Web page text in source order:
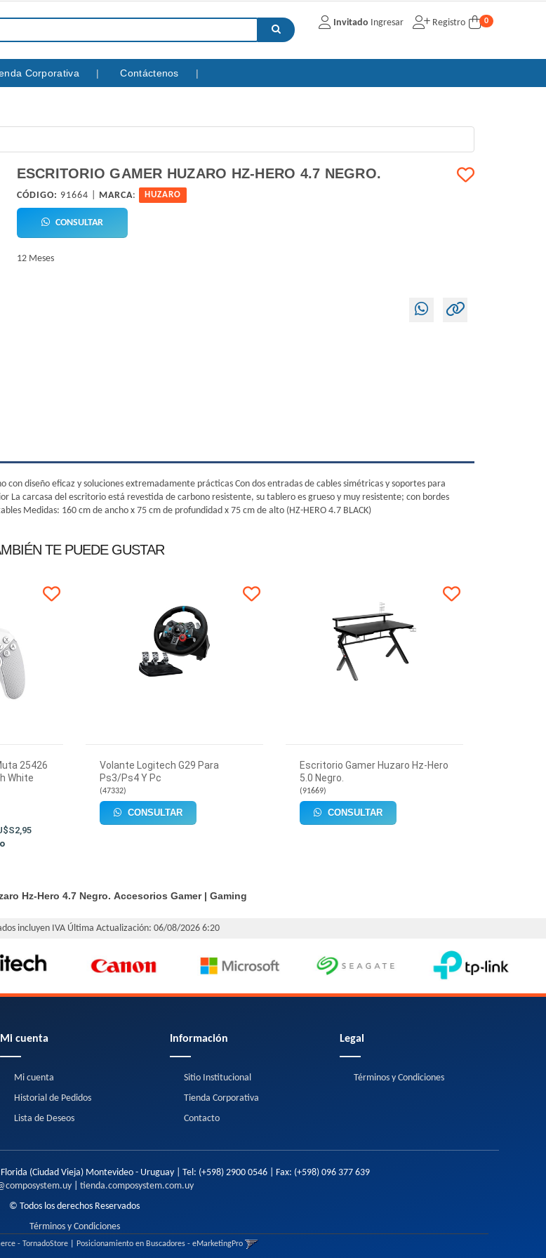
Invitado Ingresar Registro 0
Corporativa Contáctenos
ESCRITORIO GAMER HUZARO HZ-HERO 4.7 NEGRO.
CÓDIGO: 91664 | MARCA: HUZARO
CONSULTAR
12 Meses
con diseño eficaz y soluciones extremadamente prácticas Con dos entradas de cables simétricas y soportes para
La carcasa del escritorio está revestida de carbono resistente, su tablero es grueso y muy resistente; con bordes
Medidas: 160 cm de ancho x 75 cm de profundidad x 75 cm de alto (HZ-HERO 4.7 BLACK)
TE PUEDE GUSTAR
25426
White
Volante Logitech G29 Para
Ps3/Ps4 Y Pc
(47332)
CONSULTAR
Escritorio Gamer Huzaro Hz-Hero
5.0 Negro.
(91669)
CONSULTAR
Hz-Hero 4.7 Negro. Accesorios Gamer| Gaming
incluyen IVA Última Actualización: 06/08/2026 6:20
Mi cuenta
Mi cuenta
Historial de Pedidos
Lista de Deseos
Información
Sitio Institucional
Tienda Corporativa
Contacto
Legal
Términos y Condiciones
(Ciudad Vieja) Montevideo - Uruguay | Tel: (+598) 2900 0546| Fax: (+598) 096 377 639
| tienda.composystem.com.uy
© Todos los derechos Reservados
Términos y Condiciones
- TornadoStore Posicionamiento en Buscadores - eMarketingPro